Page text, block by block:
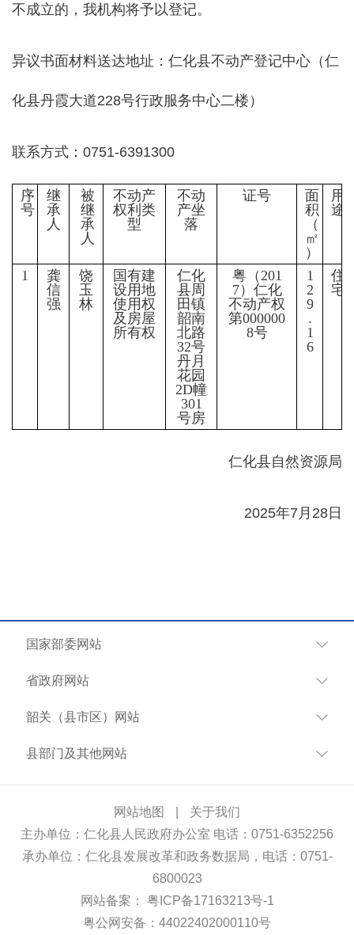
不成立的，我机构将予以登记。
异议书面材料送达地址：仁化县不动产登记中心（仁
化县丹霞大道228号行政服务中心二楼）
联系方式：0751-6391300
序
号
继
承
人
被
继
承
人
不动产
权利类
型
不动
产坐
落
证号
面
积
（
㎡
）
用
途
1
龚
信
强
饶
玉
林
国有建
设用地
使用权
及房屋
所有权
仁化
县周
田镇
韶南
北路
32号
丹月
花园
2D幢
301
号房
粤（201
7）仁化
不动产权
第000000
8号
1
2
9
.
1
6
住
宅
仁化县自然资源局
2025年7月28日
国家部委网站
省政府网站
韶关（县市区）网站
县部门及其他网站
网站地图
关于我们
主办单位：仁化县人民政府办公室 电话：0751-6352256
承办单位：仁化县发展改革和政务数据局，电话：0751-
6800023
网站备案： 粤ICP备17163213号-1
粤公网安备：44022402000110号